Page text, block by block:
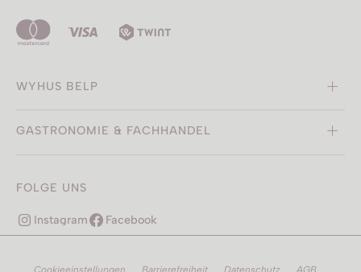
WYHUS BELP
GASTRONOMIE & FACHHANDEL
FOLGE UNS
Instagram Facebook